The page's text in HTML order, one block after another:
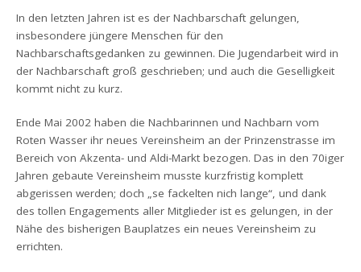
In den letzten Jahren ist es der Nachbarschaft gelungen,
insbesondere jüngere Menschen für den
Nachbarschaftsgedanken zu gewinnen. Die Jugendarbeit wird in
der Nachbarschaft groß geschrieben; und auch die Geselligkeit
kommt nicht zu kurz.
Ende Mai 2002 haben die Nachbarinnen und Nachbarn vom
Roten Wasser ihr neues Vereinsheim an der Prinzenstrasse im
Bereich von Akzenta- und Aldi-Markt bezogen. Das in den 70iger
Jahren gebaute Vereinsheim musste kurzfristig komplett
abgerissen werden; doch „se fackelten nich lange“, und dank
des tollen Engagements aller Mitglieder ist es gelungen, in der
Nähe des bisherigen Bauplatzes ein neues Vereinsheim zu
errichten.